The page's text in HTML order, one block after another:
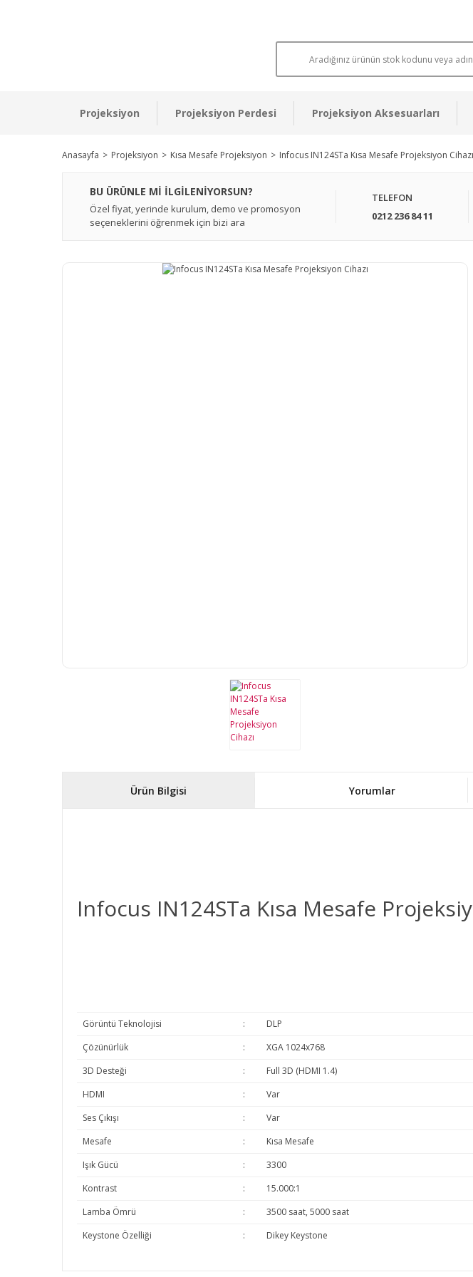
Projeksiyon Projeksiyon Perdesi Projeksiyon Aksesuarları
Anasayfa Projeksiyon Kısa Mesafe Projeksiyon Infocus IN124STa Kısa Mesafe Projeksiyon Cihazı
BU ÜRÜNLE Mİ İLGİLENİYORSUN?
Özel fiyat, yerinde kurulum, demo ve promosyon
seçeneklerini öğrenmek için bizi ara
TELEFON
0212 236 84 11
Ürün Bilgisi Yorumlar
Infocus IN124STa Kısa Mesafe
Görüntü Teknolojisi :
DLP
Çözünürlük
:
XGA 1024x768
3D Desteği
:
Full 3D (HDMI 1.4)
HDMI
:
Var
Ses Çıkışı
:
Var
Mesafe
:
Kısa Mesafe
Işık Gücü
:
3300
Kontrast
:
15.000:1
Lamba Ömrü
:
3500 saat, 5000 saat
Keystone Özelliği
: Dikey Keystone